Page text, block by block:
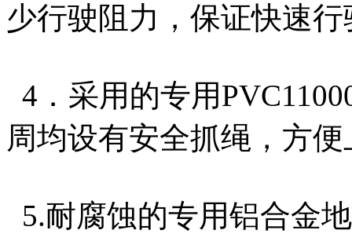
少行驶阻力，保证快速行
4．采用的专用
周均设有安全抓绳，方
5.耐腐蚀的专用铝合金